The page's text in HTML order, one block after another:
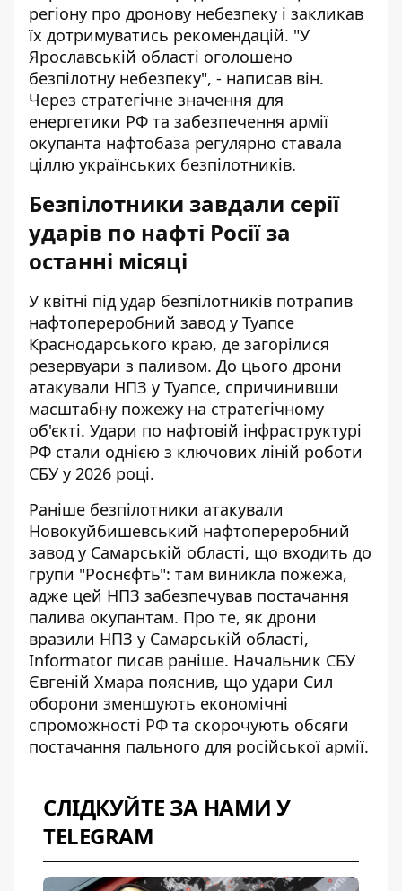
регіону про дронову небезпеку і закликав
їх дотримуватись рекомендацій. "У
Ярославській області оголошено
безпілотну небезпеку", - написав він.
Через стратегічне значення для
енергетики РФ та забезпечення армії
окупанта нафтобаза регулярно ставала
ціллю українських безпілотників.
Безпілотники завдали серії
ударів по нафті Росії за
останні місяці
У квітні під удар безпілотників потрапив
нафтопереробний завод у Туапсе
Краснодарського краю, де загорілися
резервуари з паливом. До цього дрони
атакували НПЗ у Туапсе, спричинивши
масштабну пожежу на стратегічному
об'єкті. Удари по нафтовій інфраструктурі
РФ стали однією з ключових ліній роботи
СБУ у 2026 році.
Раніше безпілотники атакували
Новокуйбишевський нафтопереробний
завод у Самарській області, що входить до
групи "Роснєфть": там виникла пожежа,
адже цей НПЗ забезпечував постачання
палива окупантам. Про те, як дрони
вразили НПЗ у Самарській області,
Informator писав раніше. Начальник СБУ
Євгеній Хмара пояснив, що удари Сил
оборони зменшують економічні
спроможності РФ та скорочують обсяги
постачання пального для російської армії.
СЛІДКУЙТЕ ЗА НАМИ У
TELEGRAM